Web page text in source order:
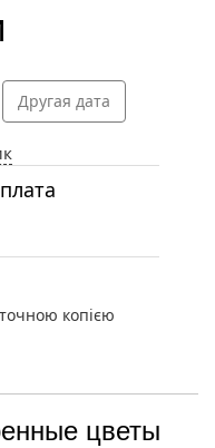
Другая дата
копією
цветы